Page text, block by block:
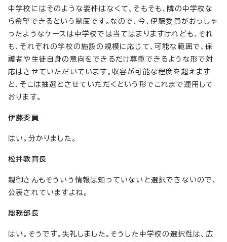
中学校にはそのような要件はなくて、そもそも、隣の中学校な
ら希望できるという制度です。なので、今、伊藤委員がおっしゃ
ったようなケースは中学校では当てはまりますけれども、それ
も、それぞれの学校の施設の規模に応じて、可能な範囲で、保
護者や生徒自身の意向をできるだけ尊重できるような形で対
応はさせていただいています。収容が可能な程度を超えます
と、そこは抽選とさせていただくという形でこれまで運用して
おります。
伊藤委員
はい。分かりました。
松井教育長
親御さんもそういう情報は知っていないと選択できないので、
公表されていますよね。
総務部長
はい。そうです。失礼しました。そうした中学校の選択性は、広